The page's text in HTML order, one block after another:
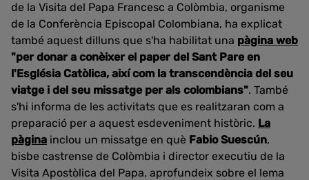
de la Visita del Papa Francesc a Colòmbia, organisme
de la Conferència Episcopal Colombiana, ha explicat
també aquest dilluns que s'ha habilitat una pàgina web
"per donar a conèixer el paper del Sant Pare en
l'Església Catòlica, així com la transcendència del seu
viatge i del seu missatge per als colombians". També
s'hi informa de les activitats que es realitzaran com a
preparació per a aquest esdeveniment històric. La
pàgina inclou un missatge en què Fabio Suescún,
bisbe castrense de Colòmbia i director executiu de la
Visita Apostòlica del Papa, aprofundeix sobre el lema